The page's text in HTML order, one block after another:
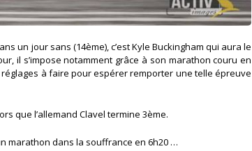
un jour sans (14ème), c’est Kyle Buckingham qui aura le
il s’impose notamment grâce à son marathon couru en
à faire pour espérer remporter une telle épreuve
que l’allemand Clavel termine 3ème.
marathon dans la souffrance en 6h20 …